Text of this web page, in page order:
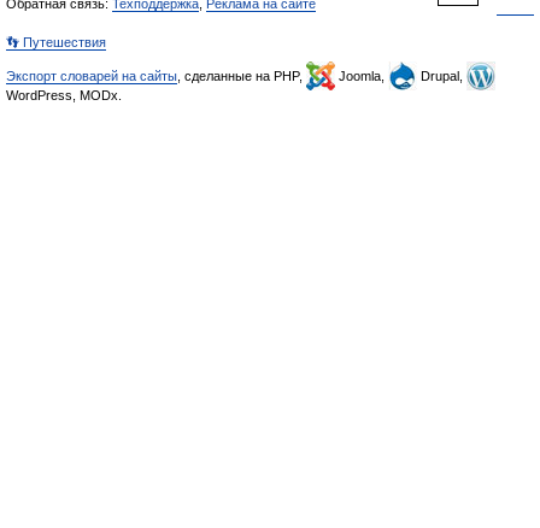
Обратная связь: Техподдержка Реклама на сайте
👣 Путешествия
Экспорт словарей на сайты , сделанные на PHP, Joomla,
Drupal,
WordPress, MODx.